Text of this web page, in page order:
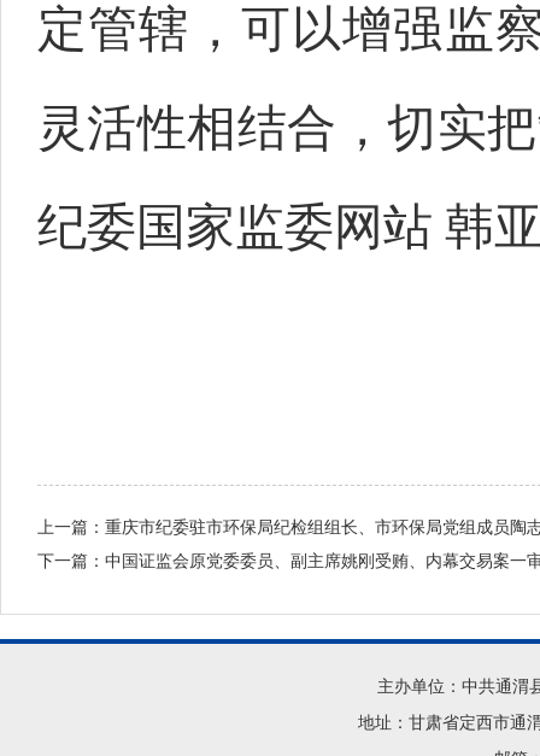
定管辖，可以增强监
灵活性相结合，切实
纪委国家监委网站 韩
上一篇： 重庆市纪委驻市环保局纪检组组长、市环保局党组成员陶
下一篇： 中国证监会原党委委员、副主席姚刚受贿、内幕交易案一
主办单位：中共通渭
地址：甘肃省定西市通